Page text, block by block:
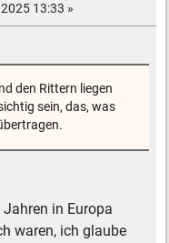
13:33 »
den Rittern liegen
sein, das, was
in Europa
waren, ich glaube